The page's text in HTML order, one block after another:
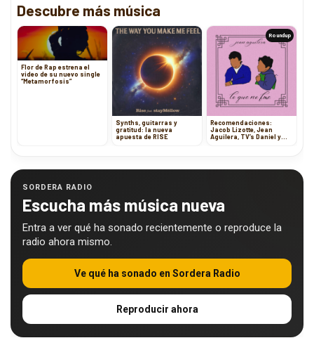
Descubre más música
Flor de Rap estrena el
video de su nuevo single
“Metamorfosis”
Synths, guitarras y
gratitud: la nueva
apuesta de RISE
Roundup
Recomendaciones:
Jacob Lizotte, Jean
Aguilera, TV’s Daniel y
SORDERA RADIO
Escucha más música nueva
Entra a ver qué ha sonado recientemente o reproduce la
radio ahora mismo.
Ve qué ha sonado en Sordera Radio
Reproducir ahora